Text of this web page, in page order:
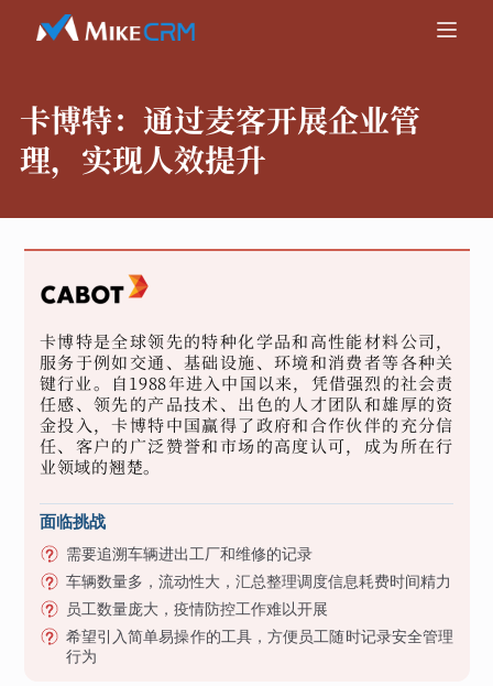
卡博特： 通过麦客开展企业管
理，实现人效提升
卡博特是全球领先的特种化学品和高性能材料公司，
服务于例如交通、基础设施、环境和消费者等各种关
键行业。自1988年进入中国以来，凭借强烈的社会责
任感、领先的产品技术、出色的人才团队和雄厚的资
金投入，卡博特中国赢得了政府和合作伙伴的充分信
任、客户的广泛赞誉和市场的高度认可，成为所在行
业领域的翘楚。
面临挑战
需要追溯车辆进出工厂和维修的记录
车辆数量多，流动性大，汇总整理调度信息耗费时间精力
员工数量庞大，疫情防控工作难以开展
希望引入简单易操作的工具，方便员工随时记录安全管理
行为